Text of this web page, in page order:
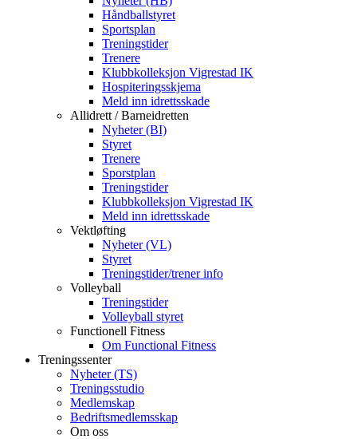
Håndballstyret
Sportsplan
Treningstider
Trenere
Klubbkolleksjon Vigrestad IK
Hospiteringsskjema
Meld inn idrettsskade
Allidrett / Barneidretten
Nyheter (BI)
Styret
Trenere
Sporstplan
Treningstider
Klubbkolleksjon Vigrestad IK
Meld inn idrettsskade
Vektløfting
Nyheter (VL)
Styret
Treningstider/trener info
Volleyball
Treningstider
Volleyball styret
Functionell Fitness
Om Functional Fitness
Treningssenter
Nyheter (TS)
Treningsstudio
Medlemskap
Bedriftsmedlemsskap
Om oss